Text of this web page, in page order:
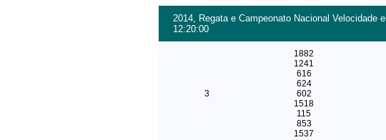
2014, Regata e Campeonato Nacional Velocidade
12:20:00
3
1882
1241
616
624
602
1518
115
853
1537